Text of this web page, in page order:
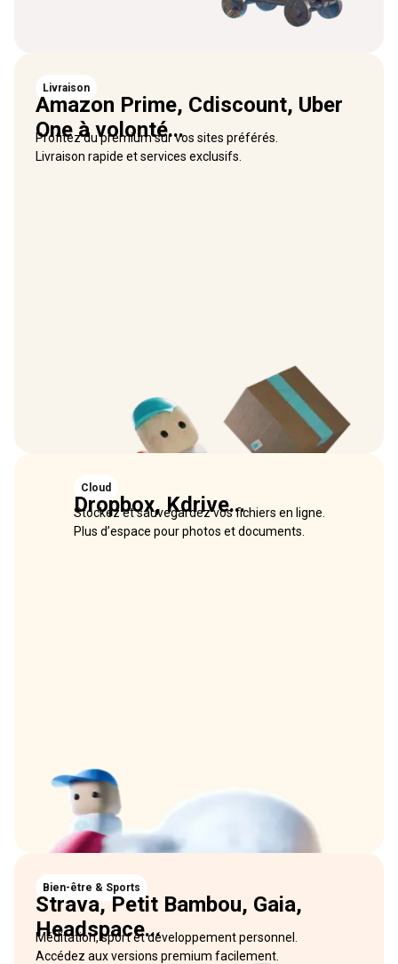
Livraison
Amazon Prime, Cdiscount, Uber
One à volonté...
Profitez du premium sur vos sites préférés.
Livraison rapide et services exclusifs.
Cloud
Dropbox, Kdrive...
Stockez et sauvegardez vos fichiers en ligne.
Plus d’espace pour photos et documents.
Bien-être & Sports
Strava, Petit Bambou, Gaia,
Headspace...
Méditation, sport et développement personnel.
Accédez aux versions premium facilement.